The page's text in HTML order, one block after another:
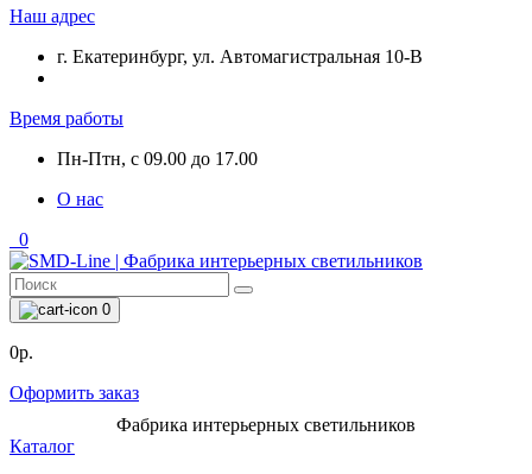
Наш адрес
г. Екатеринбург, ул. Автомагистральная 10-В
Время работы
Пн-Птн, с 09.00 до 17.00
О нас
0
0
0р.
Оформить заказ
Фабрика интерьерных светильников
Каталог